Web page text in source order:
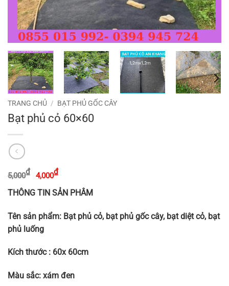
TRANG CHỦ / BẠT PHỦ GỐC CÂY
Bạt phủ cỏ 60×60
5,000₫
Giá
gốc
5,000₫.
4,000₫Giá
hiện
tại
là:
THÔNG TIN SẢN PHÂM
Tên sản phẩm: Bạt phủ cỏ, bạt phủ gốc cây, bạt diệt cỏ, bạt
phủ luống
Kích thước : 60x 60cm
Màu sắc: xám đen